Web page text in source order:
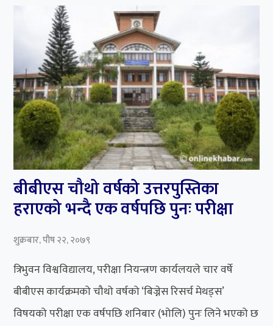
बीबीएस चौथो वर्षको उत्तरपुस्तिका
हराएको भन्दै एक वर्षपछि पुनः परीक्षा
शुक्रबार, पौष २२, २०७९
त्रिभुवन विश्वविद्यालय, परीक्षा नियन्त्रण कार्यलयले चार वर्षे
बीबीएस कार्यक्रमको चौथो वर्षको ‘बिज्नेस रिसर्च मेथड्स’
विषयको परीक्षा एक वर्षपछि शनिबार (भोलि) पुनः लिने भएको छ